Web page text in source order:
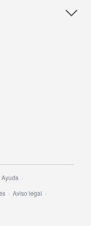
Ayuda
Aviso legal